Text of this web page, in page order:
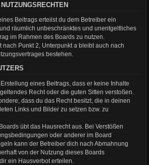
Beitrags erteilst du dem Betreiber ein
räumlich unbeschränktes und unentgeltliches
im Rahmen des Boards zu nutzen.
nach Punkt 2, Unterpunkt a bleibt auch nach
bestehen.
eines Beitrags, dass er keine Inhalte
Recht oder die guten Sitten verstoßen.
dass du das Recht besitzt, die in deinen
Links und Bilder zu setzen bzw. zu
übt das Hausrecht aus. Bei Verstößen
oder anderer im Board
kann der Betreiber dich nach Abmahnung
von der Nutzung dieses Boards
ein Hausverbot erteilen.